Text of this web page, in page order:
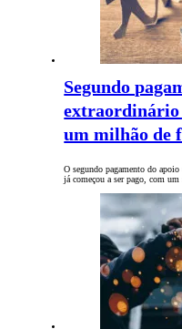
Segundo
extraordinário
um milhão de
O segundo pagamento do
já começou a ser pago, com